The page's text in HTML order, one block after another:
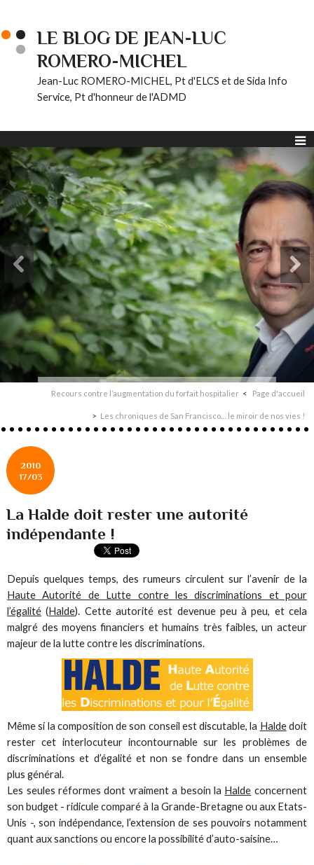
LE BLOG DE JEAN-LUC
ROMERO-MICHEL
Jean-Luc ROMERO-MICHEL, Pt d'ELCS et de Sida Info
Service, Pt d'honneur de l'ADMD
Recours contre l’augmentation du forfait hospitalier Page d'accueil
Les chroniques de San Francisco… le miroir de nos vies !
2010
17/03
La Halde doit rester une autorité
indépendante !
Depuis quelques temps, des rumeurs circulent sur l’avenir de la
Haute Autorité de Lutte contre les discriminations et pour
l’égalité (Halde). Cette autorité est devenue peu à peu, et cela
malgré des moyens financiers et humains très faibles, un acteur
majeur de la lutte contre les discriminations.
Même si la composition de son conseil est discutable, la Haldedoit
rester cet interlocuteur incontournable sur les problèmes de
discriminations et d’égalité et non se fondre dans un ensemble
plus général.
Les seules réformes dont vraiment a besoin la Halde concernent
son budget - ridicule comparé à la Grande-Bretagne ou aux Etats-
Unis -, son indépendance, l’extension de ses pouvoirs notamment
quant aux sanctions ou encore la possibilité d’auto-saisine…